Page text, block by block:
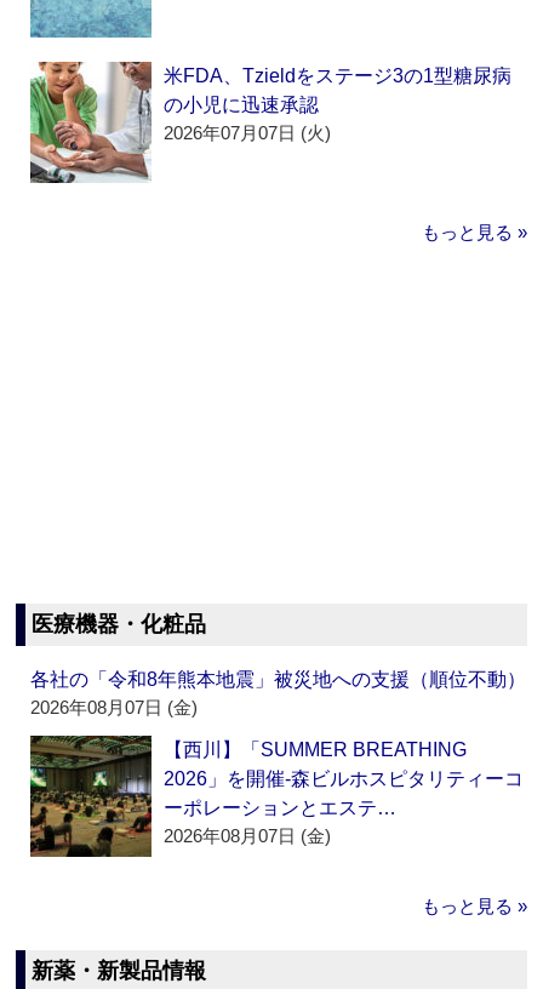
米FDA、Tzieldをステージ3の1型糖尿病
の小児に迅速承認
2026年07月07日 (火)
もっと見る »
医療機器・化粧品
各社の「令和8年熊本地震」被災地への支援（順位不動）
2026年08月07日 (金)
【西川】「SUMMER BREATHING
2026」を開催‐森ビルホスピタリティーコ
ーポレーションとエステ…
2026年08月07日 (金)
もっと見る »
新薬・新製品情報